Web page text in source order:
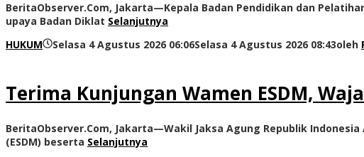
BeritaObserver.Com, Jakarta—Kepala Badan Pendidikan dan
upaya Badan Diklat Selanjutnya
HUKUM
Selasa 4 Agustus 2026 06:06Selasa 4 Agustus 2026 08:43oleh
Terima Kunjungan Wamen ESDM,
BeritaObserver.Com, Jakarta—Wakil Jaksa Agung Republik
(ESDM) beserta Selanjutnya